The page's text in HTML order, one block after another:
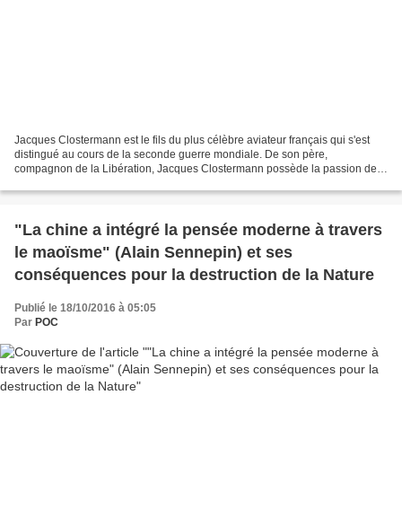
Jacques Clostermann est le fils du plus célèbre aviateur français qui s'est
distingué au cours de la seconde guerre mondiale. De son père,
compagnon de la Libération, Jacques Clostermann possède la passion de
"La chine a intégré la pensée moderne à travers
le maoïsme" (Alain Sennepin) et ses
conséquences pour la destruction de la Nature
Publié le 18/10/2016 à 05:05
Par POC